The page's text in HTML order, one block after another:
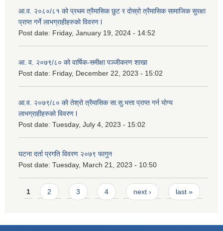
आ.व. २०८०/८१ को प्रथम त्रैमासिक छुट र दोस्रो त्रैमासिक सामाजिक सुरक्षा
प्राप्त गर्ने लाभग्राहीहरुको विवरण l
Post date: Friday, January 19, 2024 - 14:52
आ. व. २०७९/८० को वार्षिक-समीक्षा पञ्जीकरण शाखा
Post date: Friday, December 22, 2023 - 15:02
आ.व. २०७९/८० को तेश्रो त्रैमासिक सा.सु.भ‍त्ता प्राप्त गर्न योग्य
लाभग्राहीहरुको विवरण l
Post date: Tuesday, July 4, 2023 - 15:02
घटना दर्ता प्रगति विवरण २०७९ फागुन
Post date: Tuesday, March 21, 2023 - 10:50
Pages
1 2 3 4 next › last »